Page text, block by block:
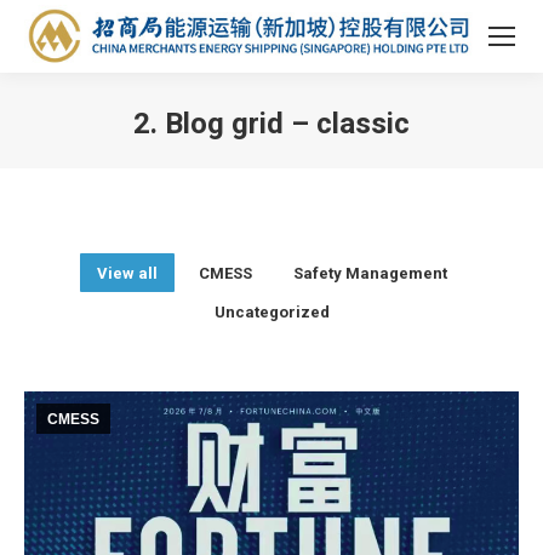
2. Blog grid – classic
View all CMESS Safety Management
Uncategorized
CMESS